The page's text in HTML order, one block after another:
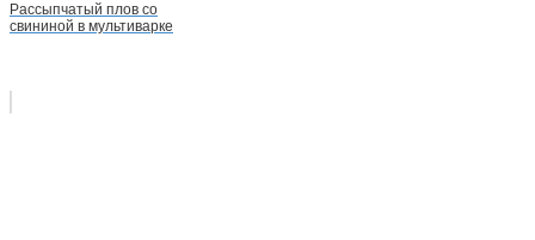
Рассыпчатый плов со
свининой в мультиварке